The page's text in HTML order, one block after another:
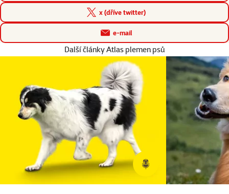
x (dříve twitter)
e-mail
Další články Atlas plemen psů